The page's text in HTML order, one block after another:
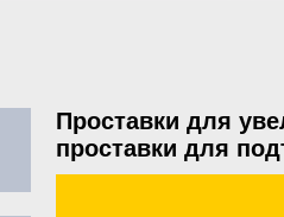
Проставки для
проставки для